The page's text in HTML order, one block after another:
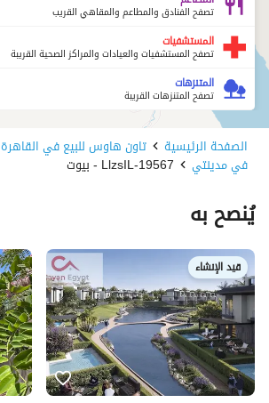
تصفح الفنادق والمطاعم والمقاهي القريب
المستشفيات
تصفح المستشفيات والعيادات والمراكز الصحية القريبة
المتنزهات
تصفح المتنزهات القريبة
الصفحة الرئيسية تاون هاوس للبيع في القاهرة
في مدينتي 19567-LlzsIL - بيوت
يُنصح به
قيد الإنشاء